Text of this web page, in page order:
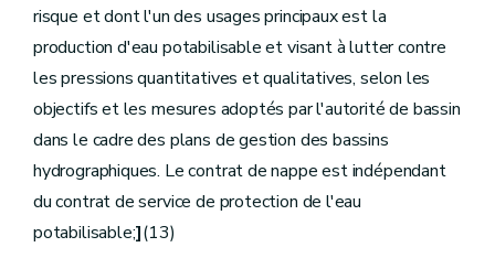
Sous-section[4 Evaluation et contrôle]
[Décret 23.06.2016]
Art.
Section[4 Certification des installateurs de systèmes d'épuration individuelle]
[Décret 19.01.2017]
Art.[D.222bis-1
ChapitreIV
Dispositions communes à la production, la distribution et l'assainissement de l'eau
Section
Déclaration d'utilité publique relative à l'établissement d'installations de production ou de distribution d'eau ou de collecte ou d'assainissement des eaux usées]
[Décret 28.02.2019 CertIBEau - entre en vigueur le 1er janvier 2021]
Art.D.223
risque et dont l'un des usages principaux est la
production d'eau potabilisable et visant à lutter contre
les pressions quantitatives et qualitatives, selon les
objectifs et les mesures adoptés par l'autorité de bassin
dans le cadre des plans de gestion des bassins
hydrographiques. Le contrat de nappe est indépendant
du contrat de service de protection de l'eau
potabilisable;](13)